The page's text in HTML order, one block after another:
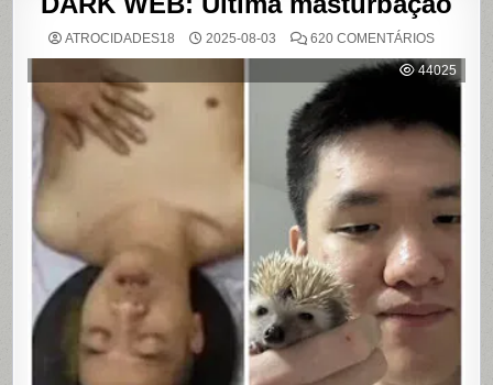
ATROCIDADES18 2025-08-03 620 COMENTÁRIOSEM
WEB:
ÚLTIMA
44025